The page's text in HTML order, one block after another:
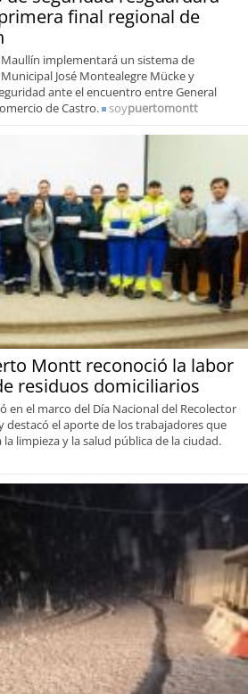
final regional de
implementará un sistema de
José Montealegre Mücke y
ante el encuentro entre General
de Castro.
soypuertomontt
Montt reconoció la labor
residuos domiciliarios
en el marco del Día Nacional del Recolector
destacó el aporte de los trabajadores que
limpieza y la salud pública de la ciudad.